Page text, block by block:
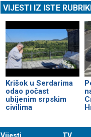
VIJESTI IZ ISTE
Krišok u Serdarima
odao počast
ubijenim srpskim
civilima